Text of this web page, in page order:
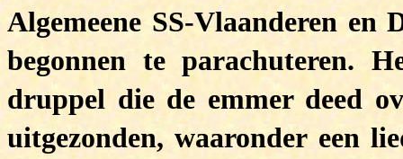
Algemeene SS-Vlaanderen en
begonnen te parachuteren.
druppel die de emmer deed
uitgezonden, waaronder een